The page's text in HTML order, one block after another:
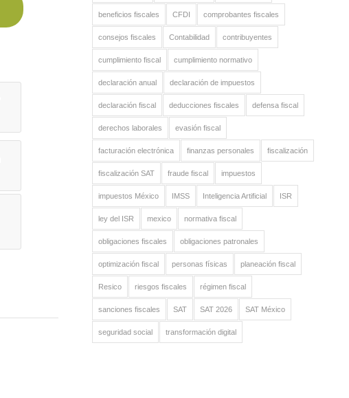
beneficios fiscales CFDI comprobantes fiscales
consejos fiscales Contabilidad contribuyentes
cumplimiento fiscal cumplimiento normativo
declaración anual declaración de impuestos
declaración fiscal deducciones fiscales defensa fiscal
derechos laborales evasión fiscal
facturación electrónica finanzas personales fiscalización
fiscalización SAT fraude fiscal impuestos
impuestos México IMSS Inteligencia Artificial ISR
ley del ISR mexico normativa fiscal
obligaciones fiscales obligaciones patronales
optimización fiscal personas físicas planeación fiscal
Resico riesgos fiscales régimen fiscal
sanciones fiscales SAT SAT 2026 SAT México
seguridad social transformación digital